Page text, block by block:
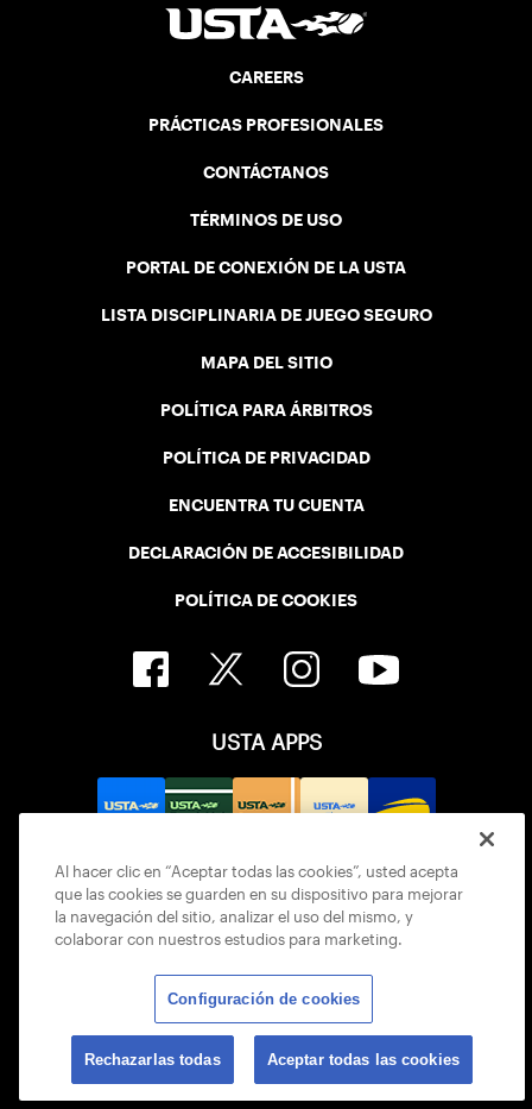
CAREERS
PRÁCTICAS PROFESIONALES
CONTÁCTANOS
TÉRMINOS DE USO
PORTAL DE CONEXIÓN DE LA USTA
LISTA DISCIPLINARIA DE JUEGO SEGURO
MAPA DEL SITIO
POLÍTICA PARA ÁRBITROS
POLÍTICA DE PRIVACIDAD
ENCUENTRA TU CUENTA
DECLARACIÓN DE ACCESIBILIDAD
POLÍTICA DE COOKIES
USTA APPS
© 2026 USTA ALL RIGHTS RESERVED
Al hacer clic en “Aceptar todas las cookies”, usted acepta
que las cookies se guarden en su dispositivo para mejorar
la navegación del sitio, analizar el uso del mismo, y
colaborar con nuestros estudios para marketing.
Configuración de cookies
Rechazarlas todas Aceptar todas las cookies